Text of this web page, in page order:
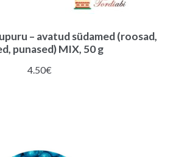
– avatud südamed (roosad,
punased) MIX, 50 g
4.50€